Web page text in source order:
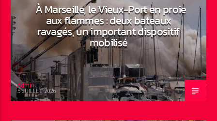
À Marseille, le Vieux-Port en proie
aux flammes : deux bateaux
ravagés, un important dispositif
mobilisé
Admin
5 JUILLET 2026